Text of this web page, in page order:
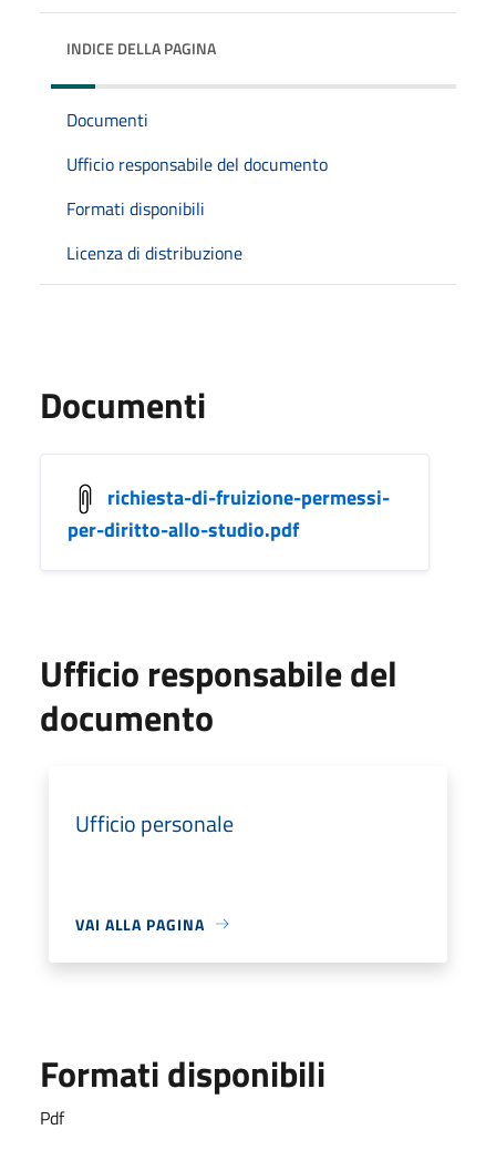
INDICE DELLA PAGINA
Documenti
Ufficio responsabile del documento
Formati disponibili
Licenza di distribuzione
Documenti
richiesta-di-fruizione-permessi-
per-diritto-allo-studio.pdf
Ufficio responsabile del
documento
Ufficio personale
VAI ALLA PAGINA
Formati disponibili
Pdf